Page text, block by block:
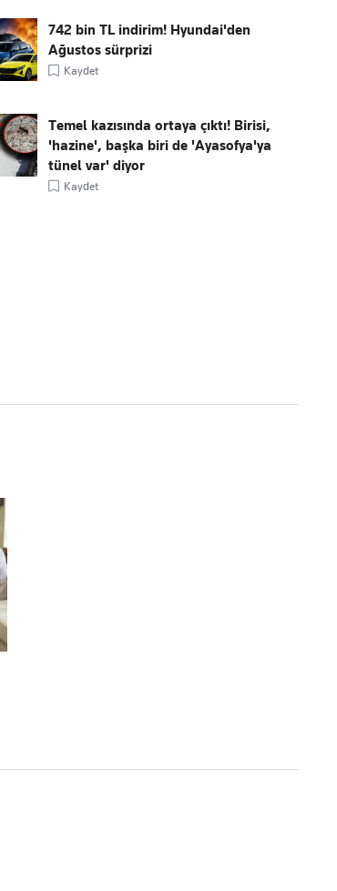
742 bin TL indirim! Hyundai'den
Ağustos sürprizi
Kaydet
Temel kazısında ortaya çıktı! Birisi,
'hazine', başka biri de 'Ayasofya'ya
tünel var' diyor
Kaydet